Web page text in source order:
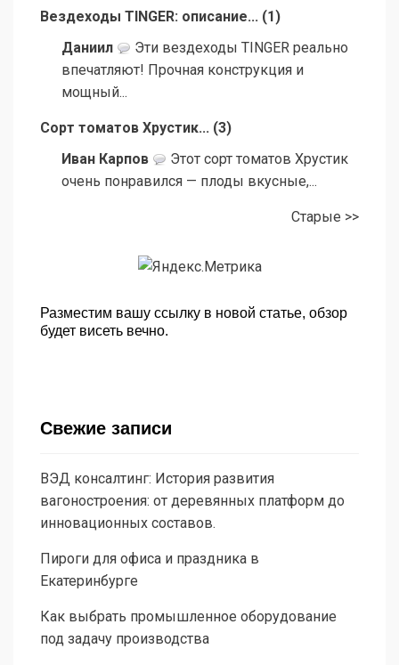
Вездеходы TINGER: описание... (1)
Даниил
Эти вездеходы TINGER реально
впечатляют! Прочная конструкция и
мощный...
Сорт томатов Хрустик... (3)
Иван Карпов
Этот сорт томатов Хрустик
очень понравился — плоды вкусные,...
Старые >>
Разместим вашу ссылку в новой статье, обзор
будет висеть вечно.
Свежие записи
ВЭД консалтинг: История развития
вагоностроения: от деревянных платформ до
инновационных составов.
Пироги для офиса и праздника в
Екатеринбурге
Как выбрать промышленное оборудование
под задачу производства